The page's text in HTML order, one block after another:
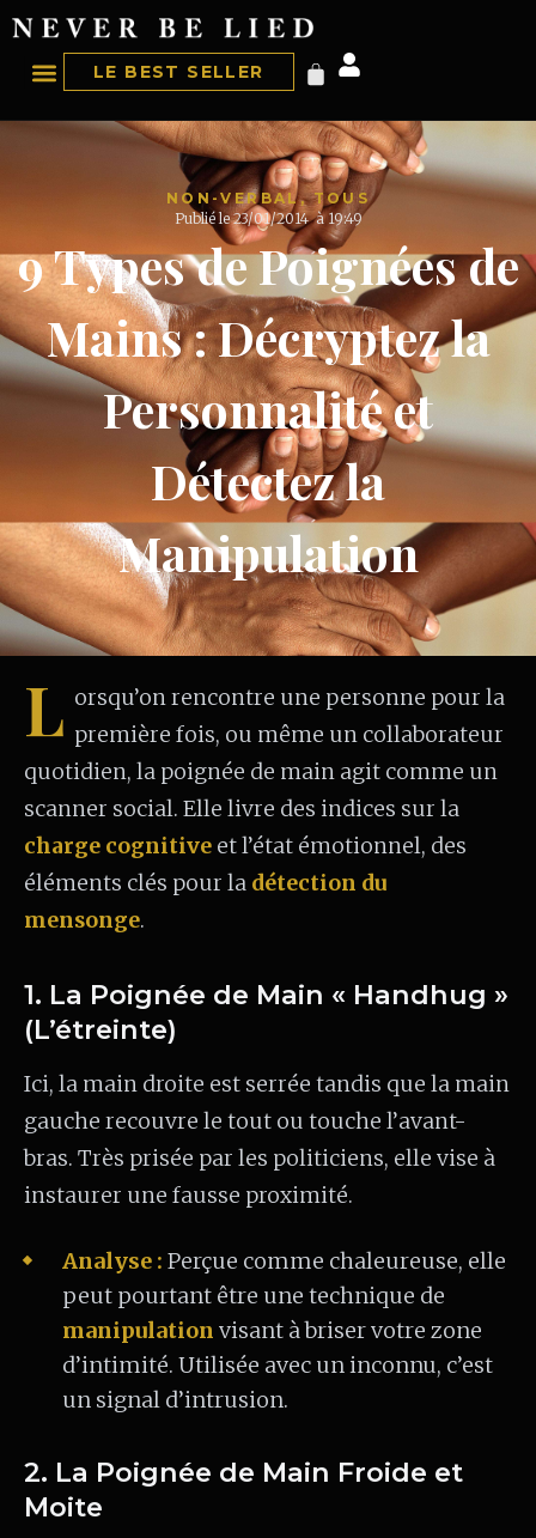
LE BEST SELLER
NON-VERBAL,TOUS
Publié le 23/01/2014 à 19:49
9 Types de Poignées de
Mains : Décryptez la
Personnalité et
Détectez la
Manipulation
L orsqu’on rencontre une personne pour la
première fois, ou même un collaborateur
quotidien, la poignée de main agit comme un
scanner social. Elle livre des indices sur la
charge cognitive et l’état émotionnel, des
éléments clés pour la détection du
mensonge.
1. La Poignée de Main « Handhug »
(L’étreinte)
Ici, la main droite est serrée tandis que la main
gauche recouvre le tout ou touche l’avant-
bras. Très prisée par les politiciens, elle vise à
instaurer une fausse proximité.
Analyse : Perçue comme chaleureuse, elle
peut pourtant être une technique de
manipulation visant à briser votre zone
d’intimité. Utilisée avec un inconnu, c’est
un signal d’intrusion.
2. La Poignée de Main Froide et
Moite